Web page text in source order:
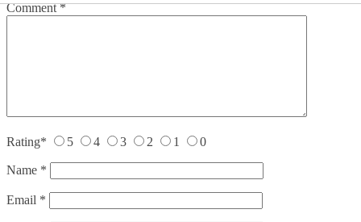
Comment*
Rating* 5 4 3 2 1 0
Name *
Email *